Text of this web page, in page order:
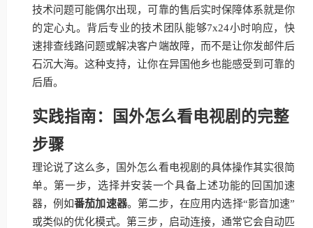
技术问题可能偶尔出现，可靠的售后实时保障体系就是你
的定心丸。背后专业的技术团队能够7x24小时响应，快
速排查线路问题或解决客户端故障，而不是让你发邮件后
石沉大海。这种支持，让你在异国他乡也能感受到可靠的
后盾。
实践指南：国外怎么看电视剧的完整
步骤
理论说了这么多，国外怎么看电视剧的具体操作其实很简
单。第一步，选择并安装一个具备上述功能的回国加速
器，例如番茄加速器。第二步，在应用内选择“影音加速”
或类似的优化模式。第三步，启动连接，通常它会自动匹